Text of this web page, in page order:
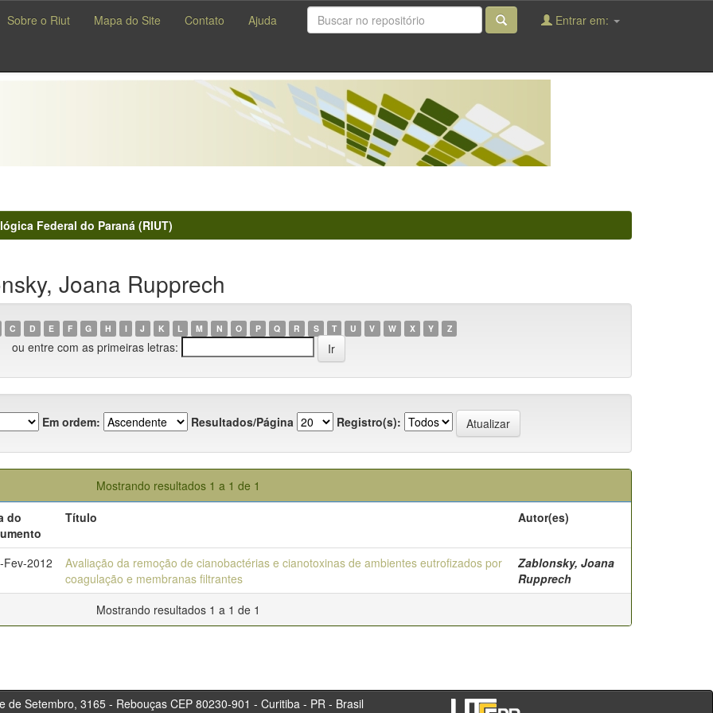
Sobre o Riut Mapa do Site Contato Ajuda Entrar em:
Federal do Paraná (RIUT)
Joana Rupprech
C D E F G H I J K L M N O P Q R S T U V W X Y Z
ou entre com as primeiras letras:
Em ordem: Resultados/Página Registro(s):
Mostrando resultados 1 a 1 de 1
do
Título Autor(es)
Fev-2012
Avaliação da remoção de cianobactérias e cianotoxinas de ambientes eutrofizados por
coagulação e membranas filtrantes
Zablonsky, Joana
Rupprech
Mostrando resultados 1 a 1 de 1
3165 - Rebouças CEP 80230-901 - Curitiba - PR - Brasil